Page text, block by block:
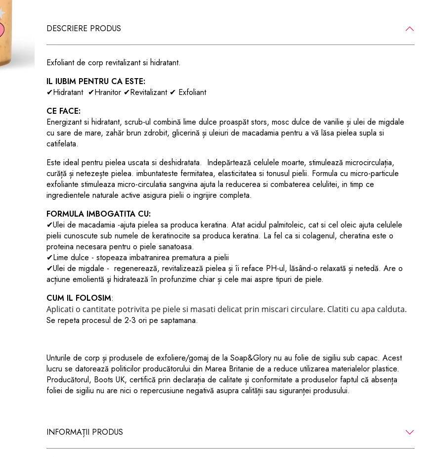
DESCRIERE PRODUS
Exfoliant de corp revitalizant si hidratant.
IL IUBIM PENTRU CA ESTE:
✔Hidratant ✔Hranitor ✔Revitalizant ✔ Exfoliant
CE FACE:
Energizant si hidratant, scrub-ul combină lime dulce proaspăt stors, mosc dulce de vanilie și ulei de migdale
cu sare de mare, zahăr brun zdrobit, glicerină și uleiuri de macadamia pentru a vă lăsa pielea supla si
catifelata.
Este ideal pentru pielea uscata si deshidratata. Indepărtează celulele moarte, stimulează microcirculația,
curăță și netezește pielea.imbuntateste fermitatea, elasticitatea si tonusul pielii. Formula cu micro-particule
exfoliante stimuleaza micro-circulatia sangvina ajuta la reducerea si combaterea celulitei, in timp ce
ingredientele naturale active asigura pielii o ingrijire completa.
FORMULA IMBOGATITA CU:
✔Ulei de macadamia -ajuta pielea sa produca keratina.Atat acidul palmitoleic, cat si cel oleic ajuta celulele
pielii cunoscute sub numele de keratinocite sa produca keratina. La fel ca si colagenul, cheratina este o
proteina necesara pentru o piele sanatoasa.
✔Lime dulce - stopeaza imbatranirea prematura a pielii
✔Ulei de migdale - regenerează, revitalizează pielea și îi reface PH-ul, lăsând-o relaxată și netedă. Are o
acțiune emolientă şi hidratează în profunzime chiar și cele mai aspre tipuri de piele.
CUM IL FOLOSIM:
Aplicati o cantitate potrivita pe piele si masati delicat prin miscari circulare. Clatiti cu apa calduta.
Se repeta procesul de 2-3 ori pe saptamana.
Unturile de corp și produsele de exfoliere/gomaj de la Soap&Glory nu au folie de sigiliu sub capac. Acest
lucru se datorează politicilor producătorului din Marea Britanie de a reduce utilizarea materialelor plastice.
Producătorul, Boots UK, certifică prin declarația de calitate și conformitate a produselor faptul că absența
foliei de sigiliu nu are nici o repercusiune negativă asupra calității sau siguranței produsului.
INFORMAȚII PRODUS